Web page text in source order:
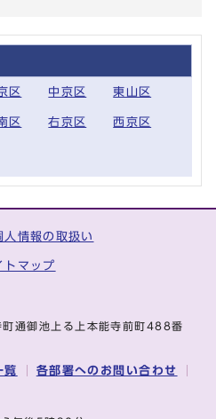
区 中京区 東山区
区 右京区 西京区
人情報の取扱い
トマップ
通御池上る上本能寺前町488番
覧 各部署へのお問い合わせ